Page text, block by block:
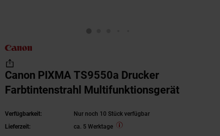
Canon PIXMA TS9550a Drucker
Farbtintenstrahl Multifunktionsgerät
Verfügbarkeit:
Nur noch 10 Stück verfügbar
Lieferzeit:
ca. 5 Werktage